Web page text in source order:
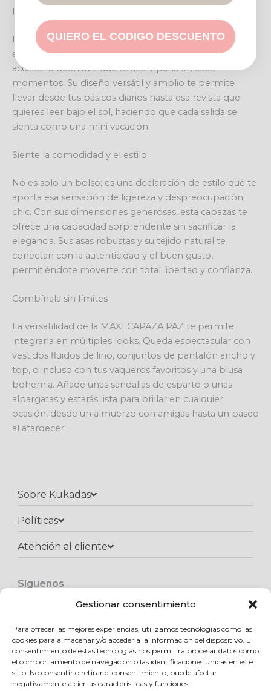
Gestionar consentimiento
Para ofrecer las mejores experiencias, utilizamos tecnologías como las
cookies para almacenar y/o acceder a la información del dispositivo. El
consentimiento de estas tecnologías nos permitirá procesar datos como
el comportamiento de navegación o las identificaciones únicas en este
sitio. No consentir o retirar el consentimiento, puede afectar
negativamente a ciertas características y funciones.
Ideal para cada aventura
Imagina la brisa del mar, una tarde de compras o una
escapada improvisada. La MAXI CAPAZA PAZ es el
accesorio definitivo que te acompaña en esos
momentos. Su diseño versátil y amplio te permite
llevar desde tus básicos diarios hasta esa revista que
quieres leer bajo el sol, haciendo que cada salida se
sienta como una mini vacación.
Siente la comodidad y el estilo
No es solo un bolso; es una declaración de estilo que te
aporta esa sensación de ligereza y despreocupación
chic. Con sus dimensiones generosas, esta capazas te
ofrece una capacidad sorprendente sin sacrificar la
elegancia. Sus asas robustas y su tejido natural te
conectan con la autenticidad y el buen gusto,
permitiéndote moverte con total libertad y confianza.
Combínala sin límites
La versatilidad de la MAXI CAPAZA PAZ te permite
integrarla en múltiples looks. Queda espectacular con
vestidos fluidos de lino, conjuntos de pantalón ancho y
top, o incluso con tus vaqueros favoritos y una blusa
bohemia. Añade unas sandalias de esparto o unas
alpargatas y estarás lista para brillar en cualquier
ocasión, desde un almuerzo con amigas hasta un paseo
al atardecer.
Sobre Kukadas
Políticas
Atención al cliente​
Síguenos
e
b
o
o
k
t
a
g
r
a
m
h
t
s
a
p
p
Copyright © 2025 Kukadas.com | Todos los derechos reservados
QUIERO EL CODIGO DESCUENTO